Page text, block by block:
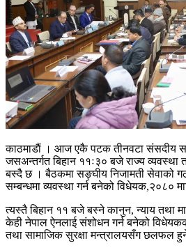
काठमाडाैं । आज एकै पटक तीनवटा संसदीय
जसअन्तर्गत बिहान ११ः३० बजे राज्य
बस्दै छ । बैठकमा सङ्घीय निजामती सेवाको
सम्बन्धमा व्यवस्था गर्न बनेको विधेयक,२०८०
त्यस्तै बिहान ११ बजे बस्ने कानुन, न्याय तथा
केही नेपाल ऐनलाई संशोधन गर्न बनेको
तथा सामाजिक सुरक्षा मन्त्रालयसँग छलफल